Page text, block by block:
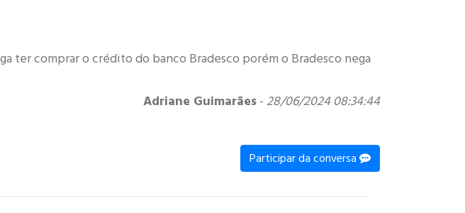
ter comprar o crédito do banco Bradesco porém o Bradesco nega
Adriane Guimarães-28/06/2024 08:34:44
Participar da conversa